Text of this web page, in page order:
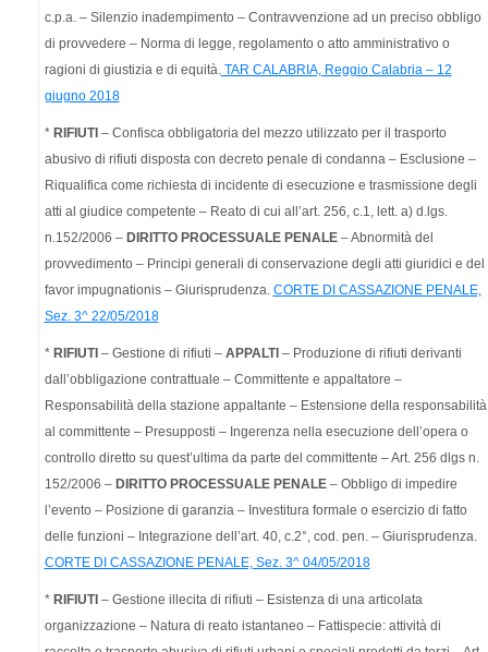
c.p.a. – Silenzio inadempimento – Contravvenzione ad un preciso obbligo
di provvedere – Norma di legge, regolamento o atto amministrativo o
ragioni di giustizia e di equità.TAR CALABRIA, Reggio Calabria – 12
giugno 2018
* RIFIUTI – Confisca obbligatoria del mezzo utilizzato per il trasporto
abusivo di rifiuti disposta con decreto penale di condanna – Esclusione –
Riqualifica come richiesta di incidente di esecuzione e trasmissione degli
atti al giudice competente – Reato di cui all’art. 256, c.1, lett. a) d.lgs.
n.152/2006 – DIRITTO PROCESSUALE PENALE– Abnormità del
provvedimento – Principi generali di conservazione degli atti giuridici e del
favor impugnationis – Giurisprudenza. CORTE DI CASSAZIONE PENALE,
Sez. 3^ 22/05/2018
* RIFIUTI – Gestione di rifiuti – APPALTI – Produzione di rifiuti derivanti
dall’obbligazione contrattuale – Committente e appaltatore –
Responsabilità della stazione appaltante – Estensione della responsabilità
al committente – Presupposti – Ingerenza nella esecuzione dell’opera o
controllo diretto su quest’ultima da parte del committente – Art. 256 dlgs n.
152/2006 – DIRITTO PROCESSUALE PENALE– Obbligo di impedire
l’evento – Posizione di garanzia – Investitura formale o esercizio di fatto
delle funzioni – Integrazione dell’art. 40, c.2°, cod. pen. – Giurisprudenza.
CORTE DI CASSAZIONE PENALE, Sez. 3^ 04/05/2018
* RIFIUTI – Gestione illecita di rifiuti – Esistenza di una articolata
organizzazione – Natura di reato istantaneo – Fattispecie: attività di